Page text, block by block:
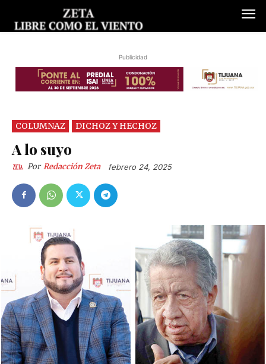
Publicidad
COLUMNAZ DICHOZ Y HECHOZ
A lo suyo
Por Redacción Zeta febrero 24, 2025